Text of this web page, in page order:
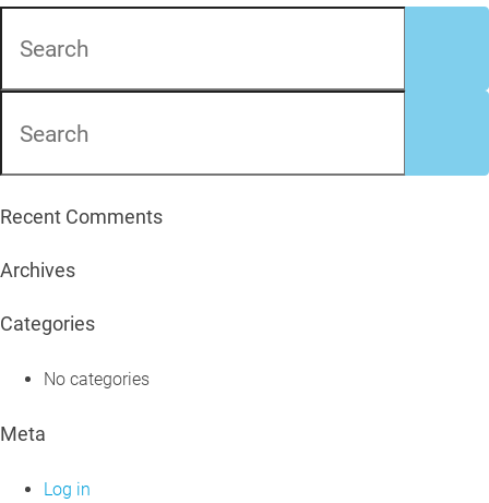
Recent Comments
Archives
Categories
No categories
Meta
Log in